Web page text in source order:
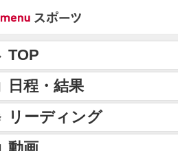
TOP
日程・結果
リーディング